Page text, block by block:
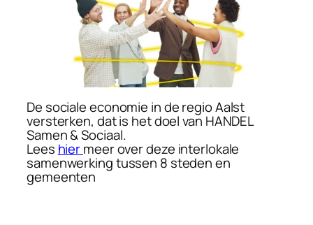
De sociale economie in de regio Aalst
versterken, dat is het doel van HANDEL
Samen & Sociaal.
Lees hiermeer over deze interlokale
samenwerking tussen 8 steden en
gemeenten